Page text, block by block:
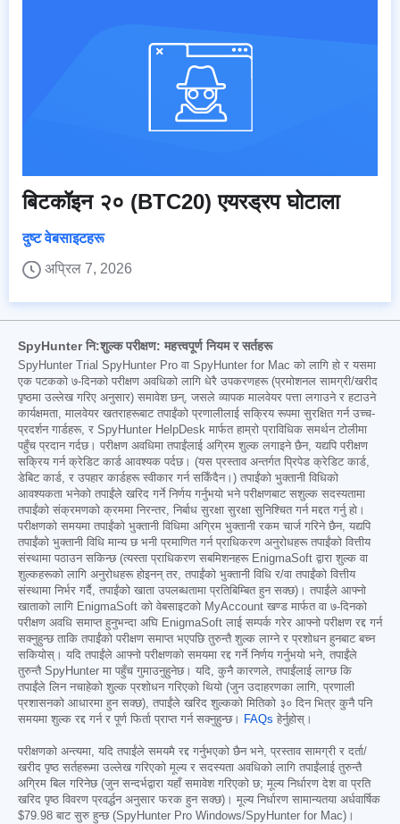
बिटकॉइन २० (BTC20) एयरड्रप घोटाला
दुष्ट वेबसाइटहरू
अप्रिल 7, 2026
SpyHunter नि:शुल्क परीक्षण: महत्त्वपूर्ण नियम र सर्तहरू
SpyHunter Trial SpyHunter Pro वा SpyHunter for Mac को लागि हो र यसमा
एक पटकको ७-दिनको परीक्षण अवधिको लागि धेरै उपकरणहरू (प्रमोशनल सामग्री/खरीद
पृष्ठमा उल्लेख गरिए अनुसार) समावेश छन्, जसले व्यापक मालवेयर पत्ता लगाउने र हटाउने
कार्यक्षमता, मालवेयर खतराहरूबाट तपाईंको प्रणालीलाई सक्रिय रूपमा सुरक्षित गर्न उच्च-
प्रदर्शन गार्डहरू, र SpyHunter HelpDesk मार्फत हाम्रो प्राविधिक समर्थन टोलीमा
पहुँच प्रदान गर्दछ। परीक्षण अवधिमा तपाईंलाई अग्रिम शुल्क लगाइने छैन, यद्यपि परीक्षण
सक्रिय गर्न क्रेडिट कार्ड आवश्यक पर्दछ। (यस प्रस्ताव अन्तर्गत प्रिपेड क्रेडिट कार्ड,
डेबिट कार्ड, र उपहार कार्डहरू स्वीकार गर्न सकिँदैन।) तपाईंको भुक्तानी विधिको
आवश्यकता भनेको तपाईंले खरिद गर्ने निर्णय गर्नुभयो भने परीक्षणबाट सशुल्क सदस्यतामा
तपाईंको संक्रमणको क्रममा निरन्तर, निर्बाध सुरक्षा सुरक्षा सुनिश्चित गर्न मद्दत गर्नु हो।
परीक्षणको समयमा तपाईंको भुक्तानी विधिमा अग्रिम भुक्तानी रकम चार्ज गरिने छैन, यद्यपि
तपाईंको भुक्तानी विधि मान्य छ भनी प्रमाणित गर्न प्राधिकरण अनुरोधहरू तपाईंको वित्तीय
संस्थामा पठाउन सकिन्छ (त्यस्ता प्राधिकरण सबमिशनहरू EnigmaSoft द्वारा शुल्क वा
शुल्कहरूको लागि अनुरोधहरू होइनन् तर, तपाईंको भुक्तानी विधि र/वा तपाईंको वित्तीय
संस्थामा निर्भर गर्दै, तपाईंको खाता उपलब्धतामा प्रतिबिम्बित हुन सक्छ)। तपाईंले आफ्नो
खाताको लागि EnigmaSoft को वेबसाइटको MyAccount खण्ड मार्फत वा ७-दिनको
परीक्षण अवधि समाप्त हुनुभन्दा अघि EnigmaSoft लाई सम्पर्क गरेर आफ्नो परीक्षण रद्द गर्न
सक्नुहुन्छ ताकि तपाईंको परीक्षण समाप्त भएपछि तुरुन्तै शुल्क लाग्ने र प्रशोधन हुनबाट बच्न
सकियोस्। यदि तपाईंले आफ्नो परीक्षणको समयमा रद्द गर्ने निर्णय गर्नुभयो भने, तपाईंले
तुरुन्तै SpyHunter मा पहुँच गुमाउनुहुनेछ। यदि, कुनै कारणले, तपाईंलाई लाग्छ कि
तपाईंले लिन नचाहेको शुल्क प्रशोधन गरिएको थियो (जुन उदाहरणका लागि, प्रणाली
प्रशासनको आधारमा हुन सक्छ), तपाईंले खरिद शुल्कको मितिको ३० दिन भित्र कुनै पनि
समयमा शुल्क रद्द गर्न र पूर्ण फिर्ता प्राप्त गर्न सक्नुहुन्छ।
FAQs हेर्नुहोस्।
परीक्षणको अन्त्यमा, यदि तपाईंले समयमै रद्द गर्नुभएको छैन भने, प्रस्ताव सामग्री र दर्ता/
खरीद पृष्ठ सर्तहरूमा उल्लेख गरिएको मूल्य र सदस्यता अवधिको लागि तपाईंलाई तुरुन्तै
अग्रिम बिल गरिनेछ (जुन सन्दर्भद्वारा यहाँ समावेश गरिएको छ; मूल्य निर्धारण देश वा प्रति
खरिद पृष्ठ विवरण प्रवर्द्धन अनुसार फरक हुन सक्छ)। मूल्य निर्धारण सामान्यतया अर्धवार्षिक
$79.98 बाट सुरु हुन्छ (SpyHunter Pro Windows/SpyHunter for Mac)।